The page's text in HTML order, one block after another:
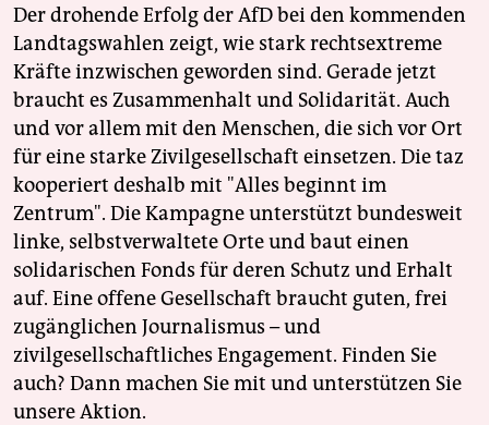
Der drohende Erfolg der AfD bei den kommenden
Landtagswahlen zeigt, wie stark rechtsextreme
Kräfte inzwischen geworden sind. Gerade jetzt
braucht es Zusammenhalt und Solidarität. Auch
und vor allem mit den Menschen, die sich vor Ort
für eine starke Zivilgesellschaft einsetzen. Die taz
kooperiert deshalb mit "Alles beginnt im
Zentrum". Die Kampagne unterstützt bundesweit
linke, selbstverwaltete Orte und baut einen
solidarischen Fonds für deren Schutz und Erhalt
auf. Eine offene Gesellschaft braucht guten, frei
zugänglichen Journalismus – und
zivilgesellschaftliches Engagement. Finden Sie
auch? Dann machen Sie mit und unterstützen Sie
unsere Aktion.